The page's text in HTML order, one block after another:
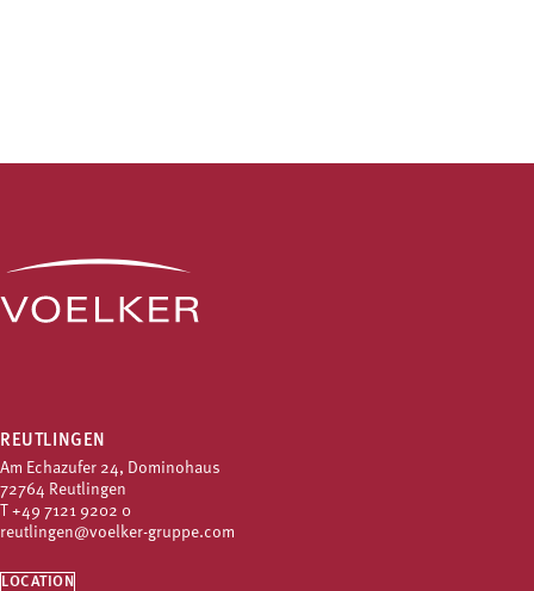
REUTLINGEN
Am Echazufer 24, Dominohaus
72764 Reutlingen
+49 7121 9202 0
reutlingen@voelker-gruppe.com
LOCATION